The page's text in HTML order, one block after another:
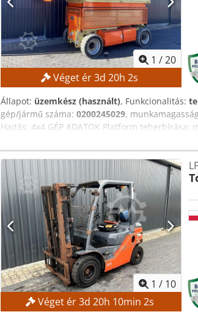
1 /20
Véget ér3d20h1s
Állapot: üzemkész (használt), Funkcionalitás:
gép/jármű száma: 0200245029,
Hajtás: 4x4 GÉP ADATOK Platform teherbírása:
rakomány: max. 200 kg Kézi erő: max. 400 N
FELSZERELTSÉG Dcsdpszrgxzsfx Akrok Töltő
1 / 10
Véget ér3d 20h 10min 1s